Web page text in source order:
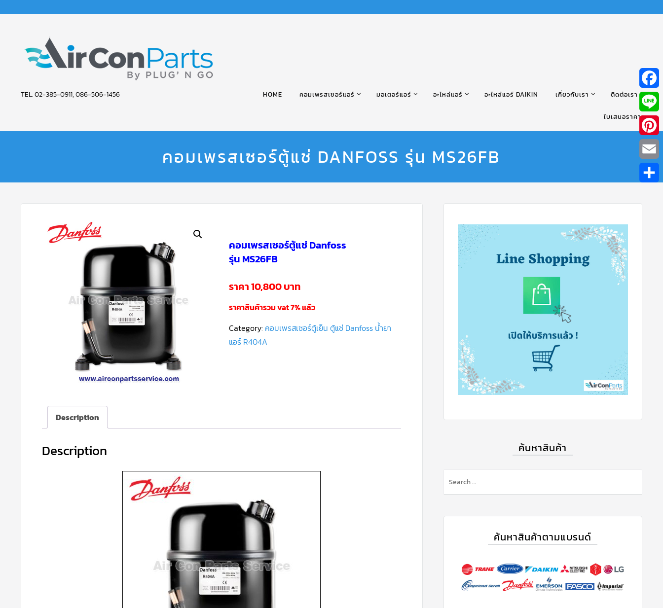
AIR
PARTS
TEL. 02-385-0911, 086-506-1456 HOME คอมเพรสเซอร์แอร์ มอเตอร์แอร์ อะไหล่แอร์ อะไหล่แอร์ DAIKIN เกี่ยวกับเรา ติดต่อเรา
ใบเสนอราคา
คอมเพรสเซอร์ตู้แช่ DANFOSS รุ่น MS26FB
คอมเพรสเซอร์ตู้แช่ Danfoss
รุ่น MS26FB
ราคา 10,800 บาท
ราคาสินค้ารวม vat 7% แล้ว
Category: คอมเพรสเซอร์ตู้เย็น ตู้แช่ Danfoss น้ำยา
แอร์ R404A
Description
Description ค้นหาสินค้า
ค้นหาสินค้าตามแบรนด์
Line
Email